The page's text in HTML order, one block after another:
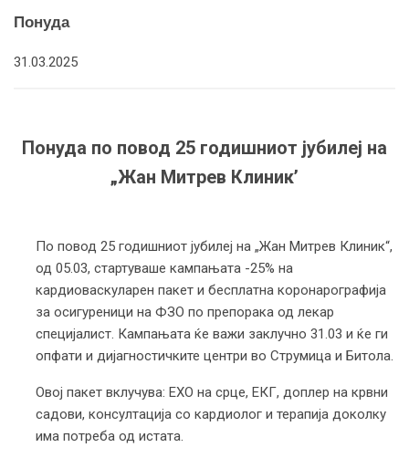
Понуда
31.03.2025
Понуда по повод 25 годишниот јубилеј на
„Жан Митрев Клиник’
По повод 25 годишниот јубилеј на „Жан Митрев Клиник“,
од 05.03, стартуваше кампањата -25% на
кардиоваскуларен пакет и бесплатна коронарографија
за осигуреници на ФЗО по препорака од лекар
специјалист. Кампањата ќе важи заклучно 31.03 и ќе ги
опфати и дијагностичките центри во Струмица и Битола.
Овој пакет вклучува: ЕХО на срце, ЕКГ, доплер на крвни
садови, консултација со кардиолог и терапија доколку
има потреба од истата.